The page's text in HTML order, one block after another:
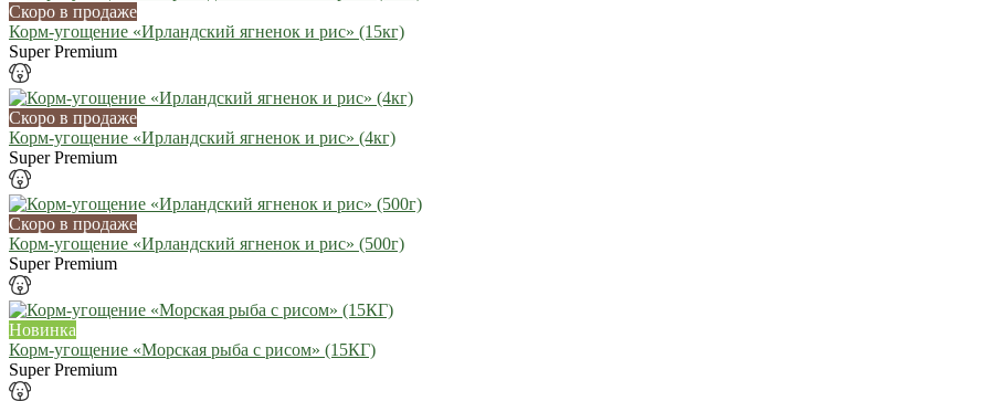
Скоро в продаже
Корм-угощение «Ирландский ягненок и рис» (15кг)
Super Premium
Скоро в продаже
Корм-угощение «Ирландский ягненок и рис» (4кг)
Super Premium
Скоро в продаже
Корм-угощение «Ирландский ягненок и рис» (500г)
Super Premium
Новинка
Корм-угощение «Морская рыба с рисом» (15КГ)
Super Premium